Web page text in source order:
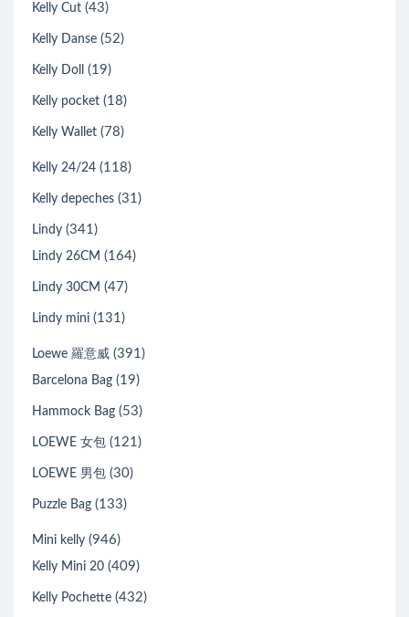
Kelly Cut (43)
Kelly Danse (52)
Kelly Doll (19)
Kelly pocket (18)
Kelly Wallet (78)
Kelly 24/24 (118)
Kelly depeches (31)
Lindy (341)
Lindy 26CM (164)
Lindy 30CM (47)
Lindy mini (131)
Loewe 羅意威 (391)
Barcelona Bag (19)
Hammock Bag (53)
LOEWE 女包 (121)
LOEWE 男包 (30)
Puzzle Bag (133)
Mini kelly (946)
Kelly Mini 20 (409)
Kelly Pochette (432)